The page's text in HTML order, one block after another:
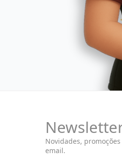
Novidades,
email.